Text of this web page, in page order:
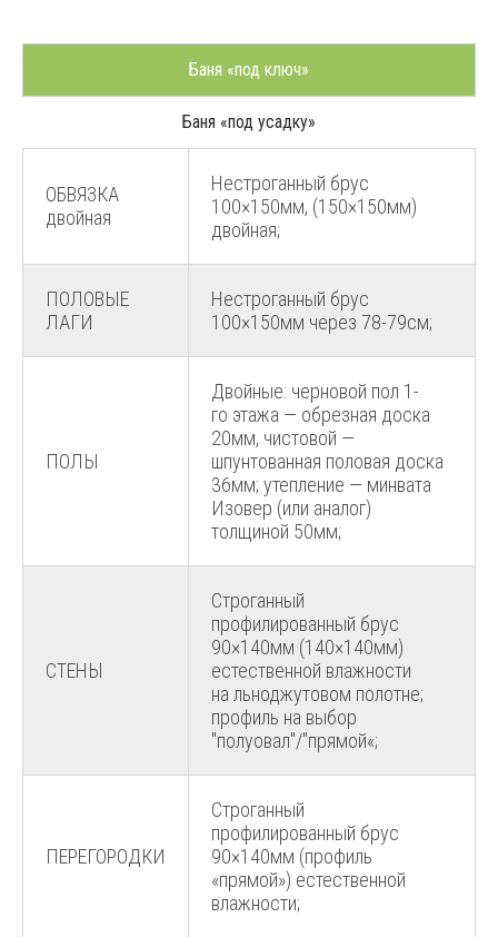
Баня «под ключ»
Баня «под усадку»
ОБВЯЗКА
двойная
Нестроганный брус
100×150мм, (150×150мм)
двойная;
ПОЛОВЫЕ
ЛАГИ
Нестроганный брус
100×150мм через 78-79см;
ПОЛЫ
Двойные: черновой пол 1-
го этажа — обрезная доска
20мм, чистовой —
шпунтованная половая доска
36мм; утепление — минвата
Изовер (или аналог)
толщиной 50мм;
СТЕНЫ
Строганный
профилированный брус
90×140мм (140×140мм)
естественной влажности
на льноджутовом полотне;
профиль на выбор
"полуовал"/"прямой«;
ПЕРЕГОРОДКИ
Строганный
профилированный брус
90×140мм (профиль
«прямой») естественной
влажности;